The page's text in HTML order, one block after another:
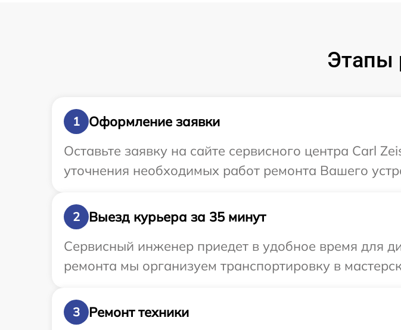
Этапы
1
Оформление заявки
Оставьте заявку на сайте сервисного центра Carl
уточнения необходимых работ ремонта Вашего
2
Выезд курьера за 35 минут
Сервисный инженер приедет в удобное время для
ремонта мы организуем транспортировку в
3
Ремонт техники